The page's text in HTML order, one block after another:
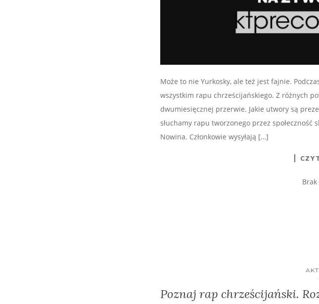
Może to nie Yurkosky, ale też jest fajnie.
wszystkim rapu chrześcijańskiego. Z różnych
dwumiesięcznej przerwie. Jakie utwory są
słuchamy rapu tworzonego przez
Nowina. Członkowie wysyłają […]
Poznaj rap chrześcijański.